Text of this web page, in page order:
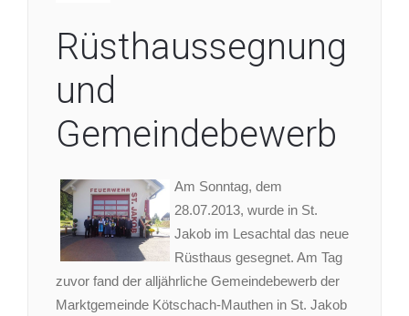
Rüsthaussegnung
und
Gemeindebewerb
Am Sonntag, dem
28.07.2013, wurde in St.
Jakob im Lesachtal das neue
Rüsthaus gesegnet. Am Tag
zuvor fand der alljährliche Gemeindebewerb der
Marktgemeinde Kötschach-Mauthen in St. Jakob